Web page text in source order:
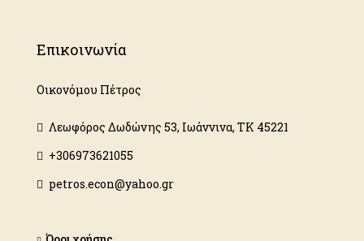
Επικοινωνία
Οικονόμου Πέτρος
Λεωφόρος Δωδώνης 53, Ιωάννινα, ΤΚ 45221
+306973621055
petros.econ@yahoo.gr